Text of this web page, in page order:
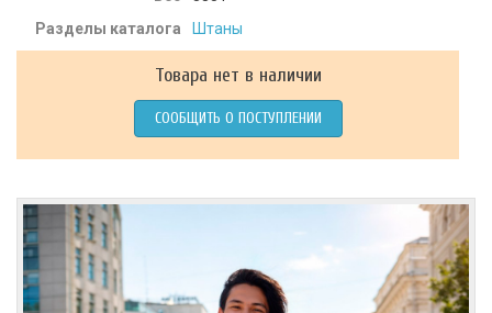
Разделы каталога
Штаны
Товара нет в наличии
СООБЩИТЬ О ПОСТУПЛЕНИИ